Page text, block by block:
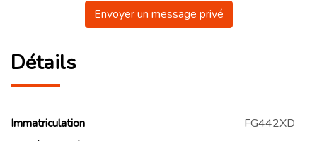
Envoyer un message privé
Détails
Immatriculation
FG442XD